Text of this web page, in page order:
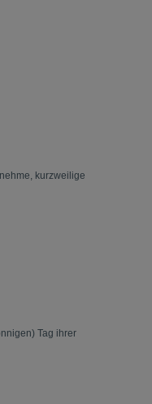
kurzweilige
Tag ihrer